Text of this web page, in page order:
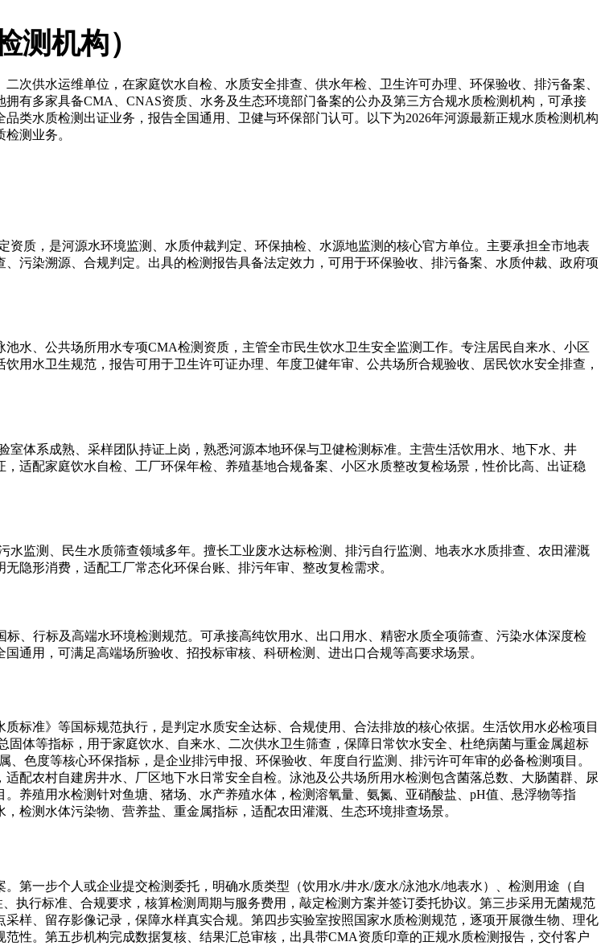
测机构）
次供水运维单位，在家庭饮水自检、水质安全排查、供水年检、卫生许可办理、环保验收、排污备案、
有多家具备CMA、CNAS资质、水务及生态环境部门备案的公办及第三方合规水质检测机构，可承接
类水质检测出证业务，报告全国通用、卫健与环保部门认可。以下为2026年河源最新正规水质检测机构
测业务。
质，是河源水环境监测、水质仲裁判定、环保抽检、水源地监测的核心官方单位。主要承担全市地表
污染溯源、合规判定。出具的检测报告具备法定效力，可用于环保验收、排污备案、水质仲裁、政府项
水、公共场所用水专项CMA检测资质，主管全市民生饮水卫生安全监测工作。专注居民自来水、小区
用水卫生规范，报告可用于卫生许可证办理、年度卫健年审、公共场所合规验收、居民饮水安全排查，
体系成熟、采样团队持证上岗，熟悉河源本地环保与卫健检测标准。主营生活饮用水、地下水、井
适配家庭饮水自检、工厂环保年检、养殖基地合规备案、小区水质整改复检场景，性价比高、出证稳
监测、民生水质筛查领域多年。擅长工业废水达标检测、排污自行监测、地表水水质排查、农田灌溉
隐形消费，适配工厂常态化环保台账、排污年审、整改复检需求。
、行标及高端水环境检测规范。可承接高纯饮用水、出口用水、精密水质全项筛查、污染水体深度检
通用，可满足高端场所验收、招投标审核、科研检测、进出口合规等高要求场景。
标准》等国标规范执行，是判定水质安全达标、合规使用、合法排放的核心依据。生活饮用水必检项目
体等指标，用于家庭饮水、自来水、二次供水卫生筛查，保障日常饮水安全、杜绝病菌与重金属超标
色度等核心环保指标，是企业排污申报、环保验收、年度自行监测、排污许可年审的必备检测项目。
配农村自建房井水、厂区地下水日常安全自检。泳池及公共场所用水检测包含菌落总数、大肠菌群、尿
养殖用水检测针对鱼塘、猪场、水产养殖水体，检测溶氧量、氨氮、亚硝酸盐、pH值、悬浮物等指
检测水体污染物、营养盐、重金属指标，适配农田灌溉、生态环境排查场景。
第一步个人或企业提交检测委托，明确水质类型（饮用水/井水/废水/泳池水/地表水）、检测用途（自
执行标准、合规要求，核算检测周期与服务费用，敲定检测方案并签订委托协议。第三步采用无菌规范
样、留存影像记录，保障水样真实合规。第四步实验室按照国家水质检测规范，逐项开展微生物、理化
性。第五步机构完成数据复核、结果汇总审核，出具带CMA资质印章的正规水质检测报告，交付客户